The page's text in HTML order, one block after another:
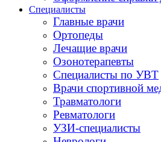
Специалисты
Главные врачи
Ортопеды
Лечащие врачи
Озонотерапевты
Специалисты по УВТ
Врачи спортивной
Травматологи
Ревматологи
УЗИ-специалисты